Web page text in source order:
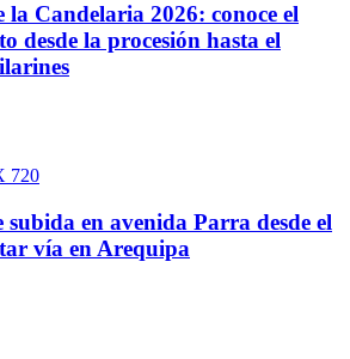
la Candelaria 2026: conoce el
desde la procesión hasta el
en avenida Parra desde el
vía en Arequipa